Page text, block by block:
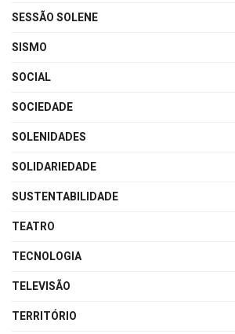
SESSÃO SOLENE
SISMO
SOCIAL
SOCIEDADE
SOLENIDADES
SOLIDARIEDADE
SUSTENTABILIDADE
TEATRO
TECNOLOGIA
TELEVISÃO
TERRITÓRIO